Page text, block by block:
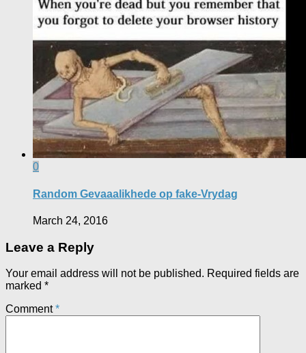
0
Random Gevaaalikhede op fake-Vrydag
March 24, 2016
Leave a Reply
Your email address will not be published. Required fields are
marked *
Comment*